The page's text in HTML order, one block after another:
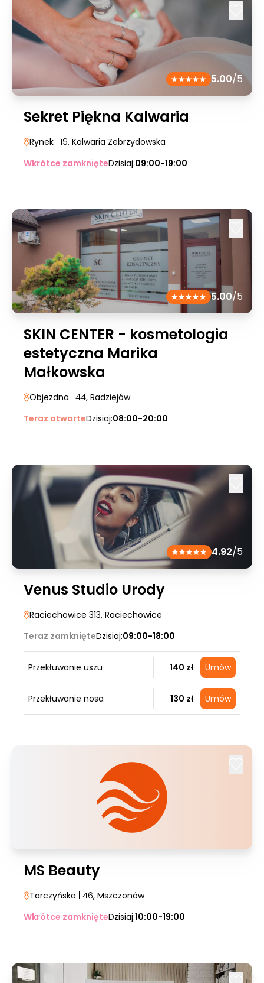
5.00/5
Sekret Piękna Kalwaria
Rynek | 19, Kalwaria Zebrzydowska
Wkrótce zamknięteDzisiaj:09:00-19:00
5.00/5
SKIN CENTER - kosmetologia
estetyczna Marika
Małkowska
Objezdna | 44, Radziejów
Teraz otwarteDzisiaj:08:00-20:00
4.92/5
Venus Studio Urody
Raciechowice 313, Raciechowice
Teraz zamknięteDzisiaj:09:00-18:00
Przekłuwanie uszu 140 zł Umów
Przekłuwanie nosa 130 zł Umów
MS Beauty
Tarczyńska | 46, Mszczonów
Wkrótce zamknięteDzisiaj:10:00-19:00